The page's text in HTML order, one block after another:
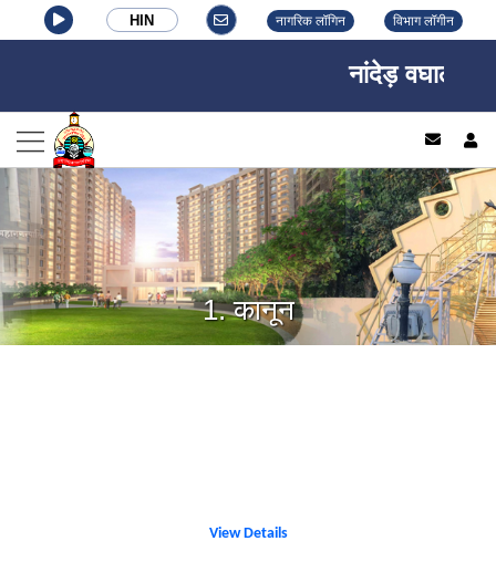
HIN नागरिक लॉगिन विभाग लॉगीन
नांदेड़ वघाला
1. कानून
View Details